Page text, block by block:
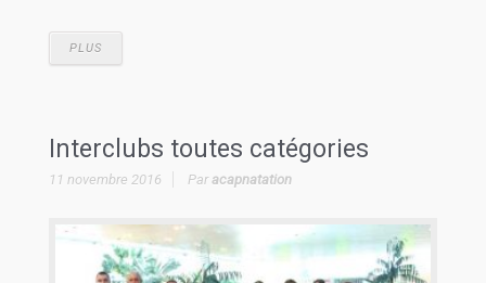
PLUS
Interclubs toutes catégories
11 novembre 2016 Paracapnatation